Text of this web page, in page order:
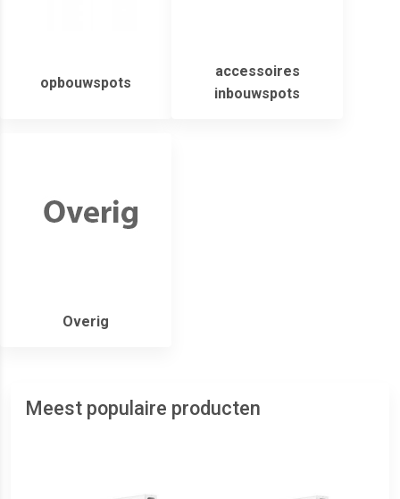
opbouwspots
accessoires
inbouwspots
Overig
Meest populaire producten